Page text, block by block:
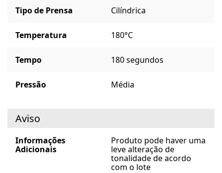
Tipo de Prensa Cilíndrica
Temperatura 180°C
Tempo 180 segundos
Pressão Média
Aviso
Informações
Adicionais
Produto pode haver uma
leve alteração de
tonalidade de acordo
com o lote